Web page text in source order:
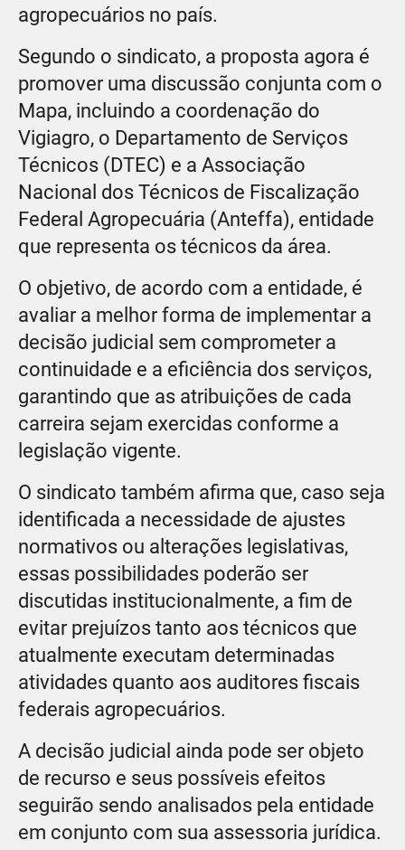
agropecuários no país.
Segundo o sindicato, a proposta agora é
promover uma discussão conjunta com o
Mapa, incluindo a coordenação do
Vigiagro, o Departamento de Serviços
Técnicos (DTEC) e a Associação
Nacional dos Técnicos de Fiscalização
Federal Agropecuária (Anteffa), entidade
que representa os técnicos da área.
O objetivo, de acordo com a entidade, é
avaliar a melhor forma de implementar a
decisão judicial sem comprometer a
continuidade e a eficiência dos serviços,
garantindo que as atribuições de cada
carreira sejam exercidas conforme a
legislação vigente.
O sindicato também afirma que, caso seja
identificada a necessidade de ajustes
normativos ou alterações legislativas,
essas possibilidades poderão ser
discutidas institucionalmente, a fim de
evitar prejuízos tanto aos técnicos que
atualmente executam determinadas
atividades quanto aos auditores fiscais
federais agropecuários.
A decisão judicial ainda pode ser objeto
de recurso e seus possíveis efeitos
seguirão sendo analisados pela entidade
em conjunto com sua assessoria jurídica.